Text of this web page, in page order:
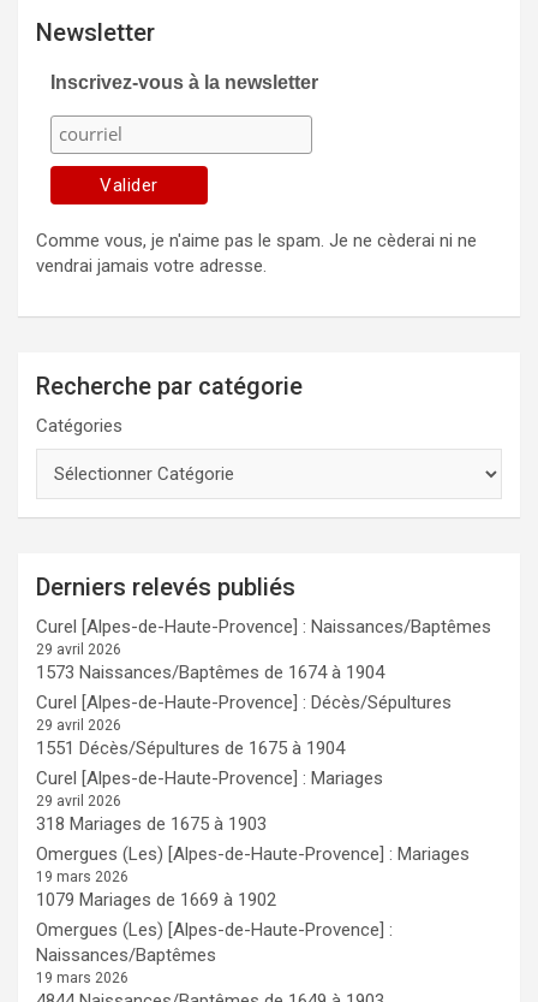
Newsletter
Inscrivez-vous à la newsletter
Comme vous, je n'aime pas le spam. Je ne cèderai ni ne
vendrai jamais votre adresse.
Recherche par catégorie
Catégories
Derniers relevés publiés
Curel [Alpes-de-Haute-Provence] : Naissances/Baptêmes
29 avril 2026
1573 Naissances/Baptêmes de 1674 à 1904
Curel [Alpes-de-Haute-Provence] : Décès/Sépultures
29 avril 2026
1551 Décès/Sépultures de 1675 à 1904
Curel [Alpes-de-Haute-Provence] : Mariages
29 avril 2026
318 Mariages de 1675 à 1903
Omergues (Les) [Alpes-de-Haute-Provence] : Mariages
19 mars 2026
1079 Mariages de 1669 à 1902
Omergues (Les) [Alpes-de-Haute-Provence] :
Naissances/Baptêmes
19 mars 2026